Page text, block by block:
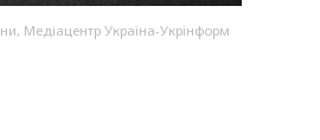
Медіацентр Україна-Укрінформ